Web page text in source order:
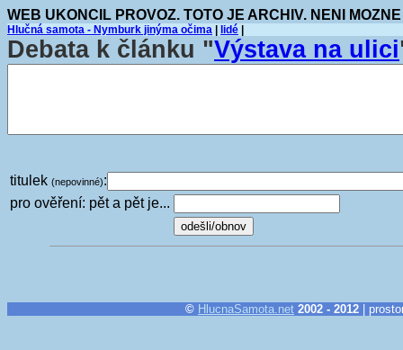
WEB UKONCIL PROVOZ. TOTO JE ARCHIV. NENI
Hlučná samota - Nymburk jinýma očima lidé
Debata k článku "Výstava na ulici
titulek (nepovinné):
pro ověření: pět a pět je...
© HlucnaSamota.net 2002 - 2012 |